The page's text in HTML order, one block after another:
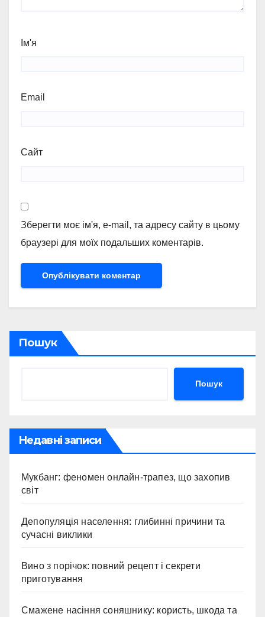
Ім'я
Email
Сайт
Зберегти моє ім'я, e-mail, та адресу сайту в цьому
браузері для моїх подальших коментарів.
Пошук
Пошук
Недавні записи
Мукбанг: феномен онлайн-трапез, що захопив
світ
Депопуляція населення: глибинні причини та
сучасні виклики
Вино з порічок: повний рецепт і секрети
приготування
Смажене насіння соняшнику: користь, шкода та